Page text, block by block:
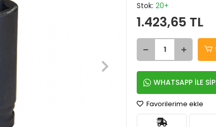
Stok: 20+
1.423,65 TL
WHATSAPP İLE
Favorilerime ekle